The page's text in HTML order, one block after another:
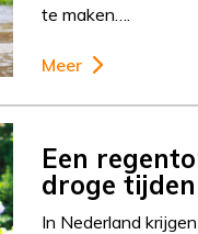
te maken….
Meer
Een
droge tijden
In Nederland